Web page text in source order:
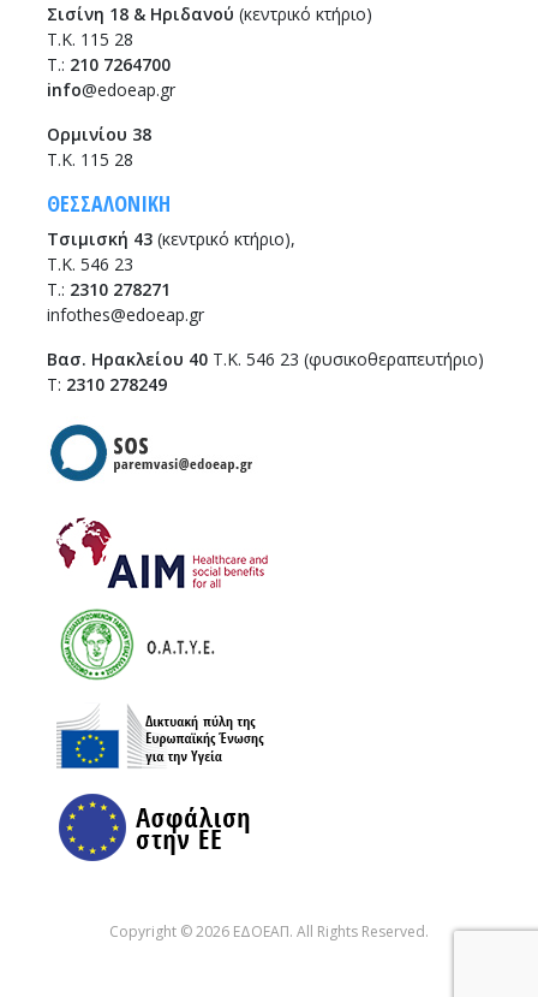
Σισίνη 18 & Ηριδανού (κεντρικό κτήριο)
Τ.Κ. 115 28
T.: 210 7264700
info@edoeap.gr
Ορμινίου 38
Τ.Κ. 115 28
ΘΕΣΣΑΛΟΝΙΚΗ
Τσιμισκή 43 (κεντρικό κτήριο),
Τ.Κ. 546 23
T.: 2310 278271
infothes@edoeap.gr
Βασ. Ηρακλείου 40 Τ.Κ. 546 23 (φυσικοθεραπευτήριο)
Τ: 2310 278249
Copyright © 2026 ΕΔΟΕΑΠ. All Rights Reserved.